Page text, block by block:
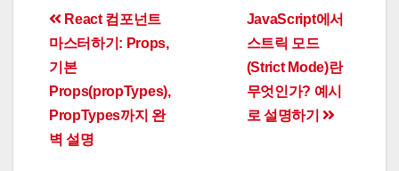
Post
navigation
JavaScript에서
스트릭 모드
(Strict Mode)란
무엇인가? 예시
로 설명하기
React 컴포넌트
마스터하기: Props,
기본
Props(propTypes),
PropTypes까지 완
벽 설명